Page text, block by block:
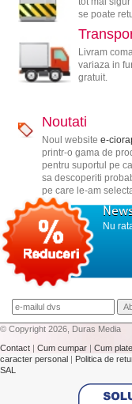
se poate
Livram
variaza in
gratuit.
Noutati
Noul website e-
printr-o gama de
pentru suportul pe
sa descoperiti
pe care le-am
Nu
© Copyright 2026, Duras Media
Contact | Cum cumpar | Cum
caracter personal | Politica de
SAL